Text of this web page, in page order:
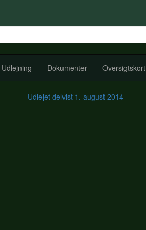
Udlejning Dokumenter Oversigtskort
Udlejet delvist 1. august 2014